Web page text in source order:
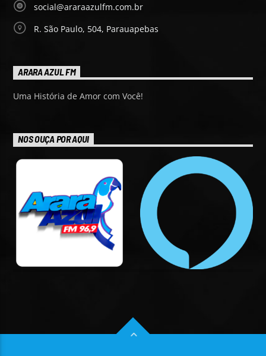
social@araraazulfm.com.br
R. São Paulo, 504, Parauapebas
ARARA AZUL FM
Uma História de Amor com Você!
NOS OUÇA POR AQUI